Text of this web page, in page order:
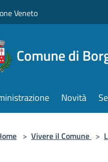
Veneto
Comune di
Novità
> Vivere il Comune >